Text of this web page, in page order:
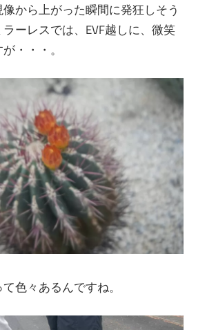
から上がった瞬間に発狂しそう
ーレスでは、EVF越しに、微笑
・・・。
色々あるんですね。